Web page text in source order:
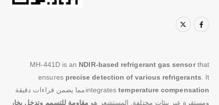
MH-441D is an NDIR-based refrigerant gas sensor that
ensures precise detection of various refrigerants . It
integrates temperature compensation
مما يضمن قراءات دقيقة
ومستقرة عبر بيئات مختلفة. المستشعر هو مقاومة للتسمم وتدخل بخار